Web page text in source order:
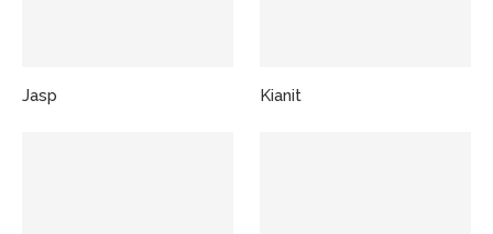
Jasp Kianit